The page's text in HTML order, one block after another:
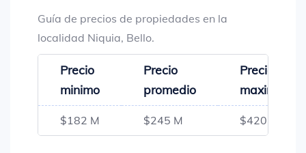
Guía de precios de propiedades en la
localidad Niquia, Bello.
Precio
minimo
Precio
promedio
Precio
maximo
$182 M $245 M $420 M